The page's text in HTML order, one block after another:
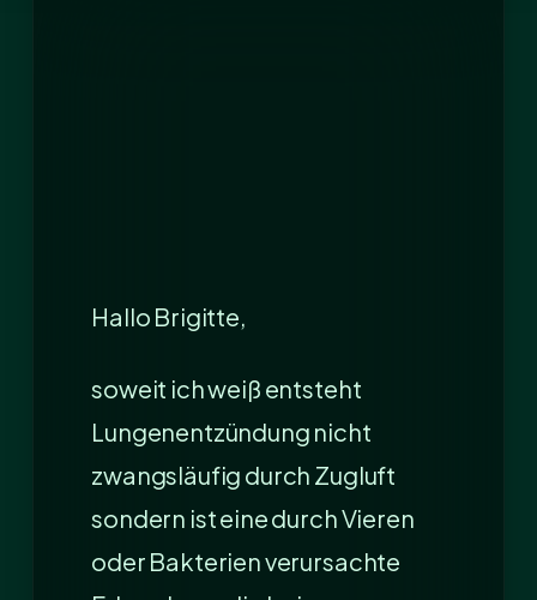
Hallo Brigitte,
soweit ich weiß entsteht
Lungenentzündung nicht
zwangsläufig durch Zugluft
sondern ist eine durch Vieren
oder Bakterien verursachte